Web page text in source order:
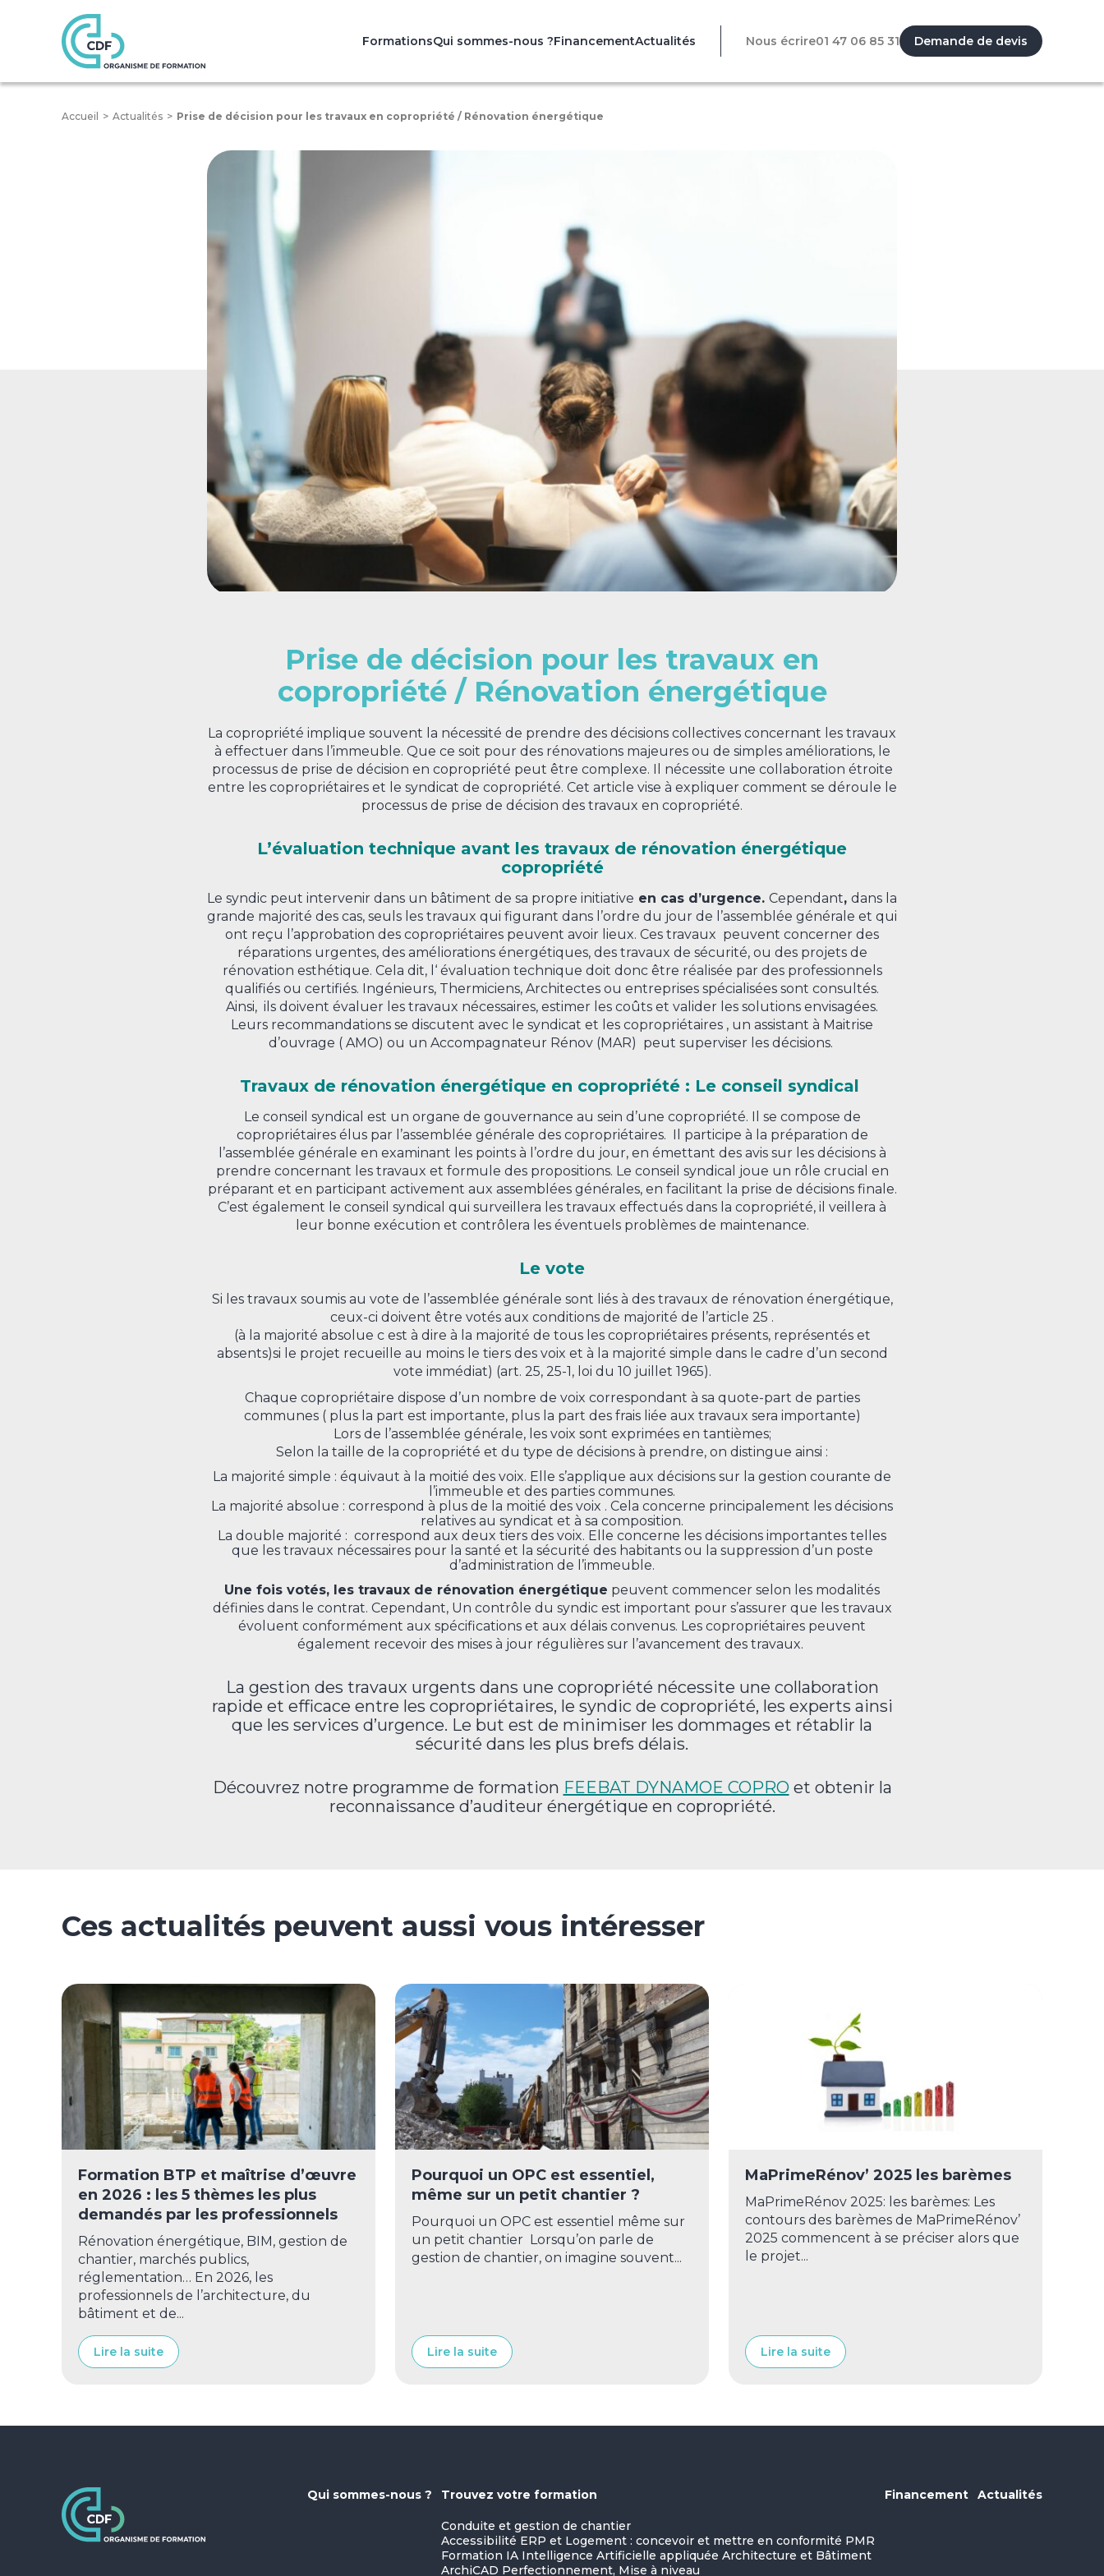
FormationsQui sommes-nous ?FinancementActualités Nous écrire01 47 06 85 31 Demande de devis
Accueil Actualités Prise de décision pour les travaux en copropriété / Rénovation énergétique
Prise de décision pour les travaux en
copropriété / Rénovation énergétique
La copropriété implique souvent la nécessité de prendre des décisions collectives concernant les travaux
à effectuer dans l’immeuble. Que ce soit pour des rénovations majeures ou de simples améliorations, le
processus de prise de décision en copropriété peut être complexe. Il nécessite une collaboration étroite
entre les copropriétaires et le syndicat de copropriété. Cet article vise à expliquer comment se déroule le
processus de prise de décision des travaux en copropriété.
L’évaluation technique avant les travaux de rénovation énergétique
copropriété
Le syndic peut intervenir dans un bâtiment de sa propre initiative en cas d’urgence. Cependant, dans la
grande majorité des cas, seuls les travaux qui figurant dans l’ordre du jour de l’assemblée générale et qui
ont reçu l’approbation des copropriétaires peuvent avoir lieux. Ces travaux peuvent concerner des
réparations urgentes, des améliorations énergétiques, des travaux de sécurité, ou des projets de
rénovation esthétique. Cela dit, l ‘ évaluation technique doit donc être réalisée par des professionnels
qualifiés ou certifiés. Ingénieurs, Thermiciens, Architectes ou entreprises spécialisées sont consultés.
Ainsi, ils doivent évaluer les travaux nécessaires, estimer les coûts et valider les solutions envisagées.
Leurs recommandations se discutent avec le syndicat et les copropriétaires , un assistant à Maitrise
d’ouvrage ( AMO) ou un Accompagnateur Rénov (MAR) peut superviser les décisions.
Travaux de rénovation énergétique en copropriété : Le conseil syndical
Le conseil syndical est un organe de gouvernance au sein d’une copropriété. Il se compose de
copropriétaires élus par l’assemblée générale des copropriétaires. Il participe à la préparation de
l’assemblée générale en examinant les points à l’ordre du jour, en émettant des avis sur les décisions à
prendre concernant les travaux et formule des propositions. Le conseil syndical joue un rôle crucial en
préparant et en participant activement aux assemblées générales, en facilitant la prise de décisions finale.
C’est également le conseil syndical qui surveillera les travaux effectués dans la copropriété, il veillera à
leur bonne exécution et contrôlera les éventuels problèmes de maintenance.
Le vote
Si les travaux soumis au vote de l’assemblée générale sont liés à des travaux de rénovation énergétique,
ceux-ci doivent être votés aux conditions de majorité de l’article 25 .
(à la majorité absolue c est à dire à la majorité de tous les copropriétaires présents, représentés et
absents)si le projet recueille au moins le tiers des voix et à la majorité simple dans le cadre d’un second
vote immédiat) (art. 25, 25-1, loi du 10 juillet 1965).
Chaque copropriétaire dispose d’un nombre de voix correspondant à sa quote-part de parties
communes ( plus la part est importante, plus la part des frais liée aux travaux sera importante)
Lors de l’assemblée générale, les voix sont exprimées en tantièmes;
Selon la taille de la copropriété et du type de décisions à prendre, on distingue ainsi :
La majorité simple : équivaut à la moitié des voix. Elle s’applique aux décisions sur la gestion courante de
l’immeuble et des parties communes.
La majorité absolue : correspond à plus de la moitié des voix . Cela concerne principalement les décisions
relatives au syndicat et à sa composition.
La double majorité : correspond aux deux tiers des voix. Elle concerne les décisions importantes telles
que les travaux nécessaires pour la santé et la sécurité des habitants ou la suppression d’un poste
d’administration de l’immeuble.
Une fois votés, les travaux de rénovation énergétique peuvent commencer selon les modalités
définies dans le contrat. Cependant, Un contrôle du syndic est important pour s’assurer que les travaux
évoluent conformément aux spécifications et aux délais convenus. Les copropriétaires peuvent
également recevoir des mises à jour régulières sur l’avancement des travaux.
La gestion des travaux urgents dans une copropriété nécessite une collaboration
rapide et efficace entre les copropriétaires, le syndic de copropriété, les experts ainsi
que les services d’urgence. Le but est de minimiser les dommages et rétablir la
sécurité dans les plus brefs délais.
Découvrez notre programme de formation FEEBAT DYNAMOE COPROet obtenir la
reconnaissance d’auditeur énergétique en copropriété.
Ces actualités peuvent aussi vous intéresser
Formation BTP et maîtrise d’œuvre
en 2026 : les 5 thèmes les plus
demandés par les professionnels
Rénovation énergétique, BIM, gestion de
chantier, marchés publics,
réglementation… En 2026, les
professionnels de l’architecture, du
bâtiment et de...
Lire la suite
Pourquoi un OPC est essentiel,
même sur un petit chantier ?
Pourquoi un OPC est essentiel même sur
un petit chantier Lorsqu’on parle de
gestion de chantier, on imagine souvent...
Lire la suite
MaPrimeRénov’ 2025 les barèmes
MaPrimeRénov 2025: les barèmes: Les
contours des barèmes de MaPrimeRénov’
2025 commencent à se préciser alors que
le projet...
Lire la suite
Qui sommes-nous ? Trouvez votre formation
Conduite et gestion de chantier
Accessibilité ERP et Logement : concevoir et mettre en conformité PMR
Formation IA Intelligence Artificielle appliquée Architecture et Bâtiment
ArchiCAD Perfectionnement, Mise à niveau
Financement Actualités